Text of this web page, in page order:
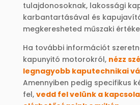
tulajdonosoknak, lakossági
karbantartásával és
megkeresheted műszaki
Ha további információt
kapunyitó motorokról, nézz
legnagyobb kaputechnikai
Amennyiben pedig specifikus
fel, vedd fel velünk a